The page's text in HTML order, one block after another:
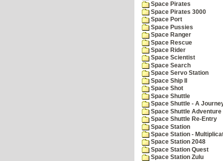
Space Pirates
Space Pirates 3000
Space Port
Space Pussies
Space Ranger
Space Rescue
Space Rider
Space Scientist
Space Search
Space Servo Station
Space Ship II
Space Shot
Space Shuttle
Space Shuttle - A
Space Shuttle Adventure
Space Shuttle Re-Entry
Space Station
Space Station -
Space Station 2048
Space Station Quest
Space Station Zulu